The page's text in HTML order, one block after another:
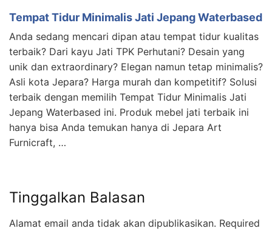
Tempat Tidur Minimalis Jati Jepang Waterbased
Anda sedang mencari dipan atau tempat tidur kualitas
terbaik? Dari kayu Jati TPK Perhutani? Desain yang
unik dan extraordinary? Elegan namun tetap minimalis?
Asli kota Jepara? Harga murah dan kompetitif? Solusi
terbaik dengan memilih Tempat Tidur Minimalis Jati
Jepang Waterbased ini. Produk mebel jati terbaik ini
hanya bisa Anda temukan hanya di Jepara Art
Furnicraft, …
Tinggalkan Balasan
Alamat email anda tidak akan dipublikasikan. Required